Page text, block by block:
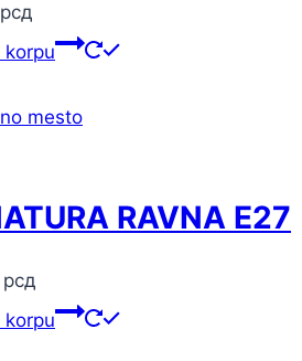
рсд
korpu
RAVNA E27
рсд
korpu